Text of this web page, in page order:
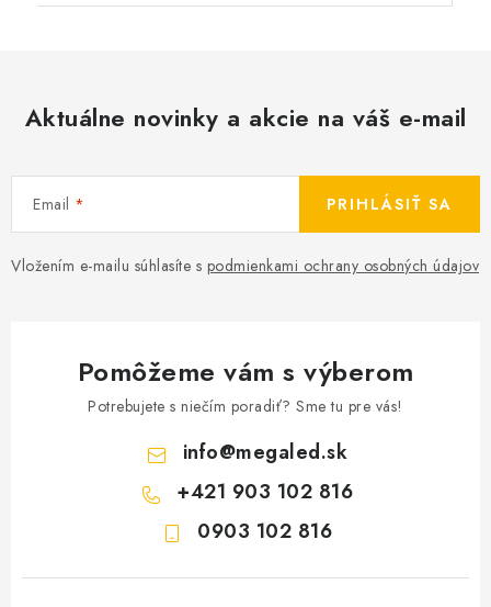
Aktuálne novinky a akcie na váš e-mail
Email
Vložením e-mailu súhlasíte s podmienkami ochrany osobných údajov
PRIHLÁSIŤ SA
Pomôžeme vám s výberom
Potrebujete s niečím poradiť? Sme tu pre vás!
info@megaled.sk
+421 903 102 816
0903 102 816